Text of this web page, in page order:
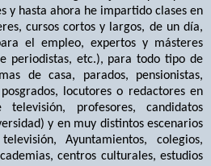
y hasta ahora he impartido clases en
cursos cortos y largos, de un día,
el empleo, expertos y másteres
periodistas, etc.), para todo tipo de
de casa, parados, pensionistas,
locutores o redactores en
televisión, profesores, candidatos
y en muy distintos escenarios
Ayuntamientos, colegios,
centros culturales, estudios